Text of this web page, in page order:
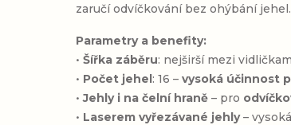
zaručí odvíčkování bez ohýbání jehel.
Parametry a benefity:
•Šířka záběru: nejširší mezi
• Počet jehel: 16 –vysoká účinnost
•Jehly i na čelní hraně – pro
• Laserem vyřezávané jehly– vysoká